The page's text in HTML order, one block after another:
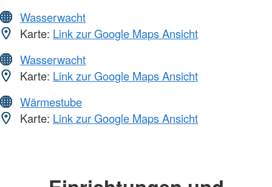
Wasserwacht
Karte: Link zur Google Maps Ansicht
Wasserwacht
Karte: Link zur Google Maps Ansicht
Wärmestube
Karte: Link zur Google Maps Ansicht